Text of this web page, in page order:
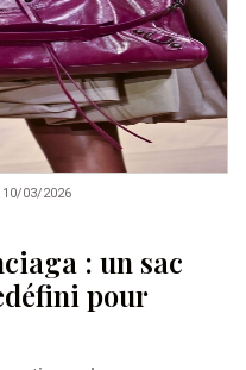
10/03/2026
: un sac
pour